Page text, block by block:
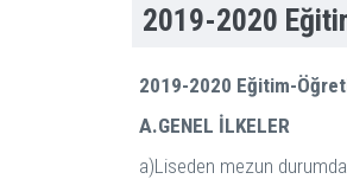
2019-2020
2019-2020 Eğitim-
A.GENEL İLKELER
a)Liseden mezun